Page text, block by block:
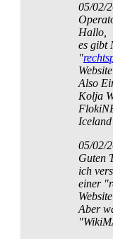
05/02/
Hallo,
es gibt
"
Also
Kolja
05/02/
Guten
ich
einer
Aber